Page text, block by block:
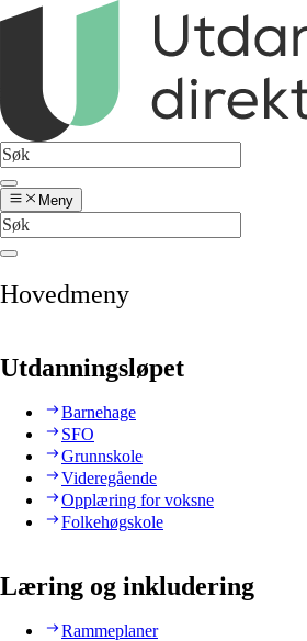
Meny
Hovedmeny
Utdanningsløpet
Barnehage
SFO
Grunnskole
Videregående
Opplæring for voksne
Folkehøgskole
Læring og inkludering
Rammeplaner